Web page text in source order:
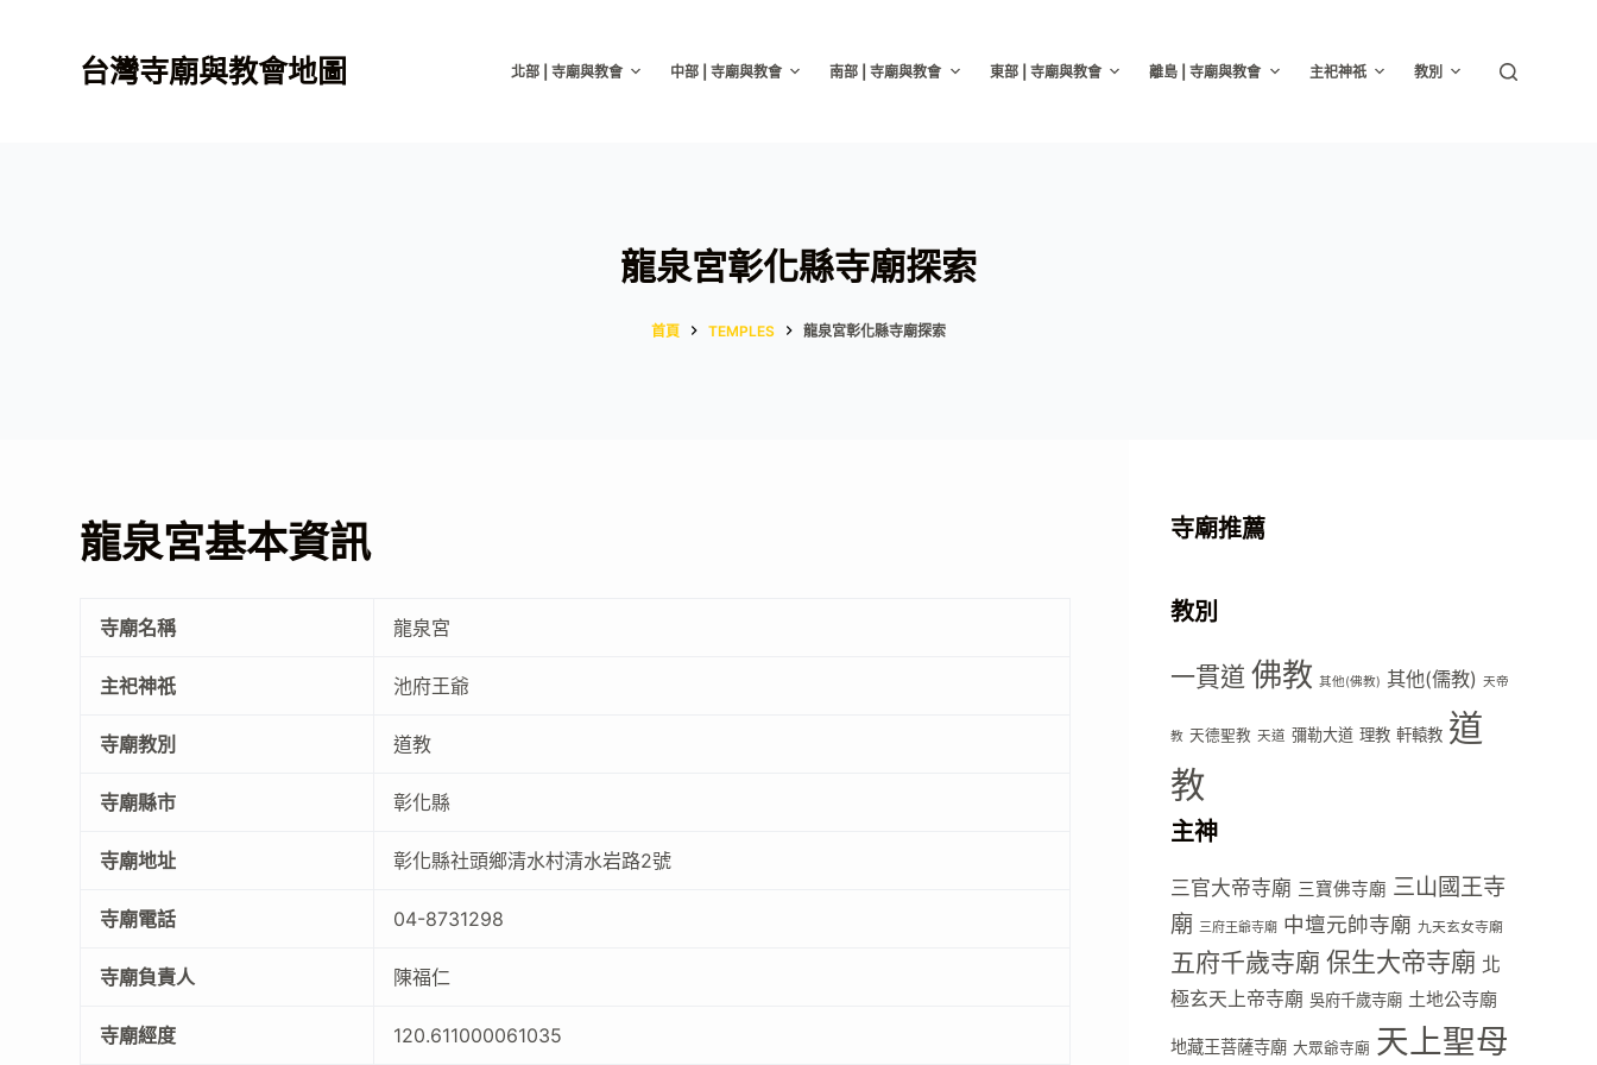
台灣寺廟與教會地圖 北部 | 寺廟與教會 中部 | 寺廟與教會 南部 | 寺廟與教會 東部 | 寺廟與教會 離島 | 寺廟與教會 主祀神祇 教別
龍泉宮彰化縣寺廟探索
首頁 TEMPLES 龍泉宮彰化縣寺廟探索
龍泉宮基本資訊
寺廟名稱 龍泉宮
主祀神祇 池府王爺
寺廟教別 道教
寺廟縣市 彰化縣
寺廟地址 彰化縣社頭鄉清水村清水岩路2號
寺廟電話 04-8731298
寺廟負責人 陳福仁
寺廟經度 120.611000061035
寺廟推薦
教別
一貫道 佛教 其他(佛教) 其他(儒教) 天帝
教 天德聖教 天道 彌勒大道 理教 軒轅教 道
教
主神
三官大帝寺廟 三寶佛寺廟 三山國王寺
廟 三府王爺寺廟 中壇元帥寺廟 九天玄女寺廟
五府千歲寺廟 保生大帝寺廟 北
極玄天上帝寺廟 吳府千歲寺廟 土地公寺廟
地藏王菩薩寺廟 大眾爺寺廟 天上聖母